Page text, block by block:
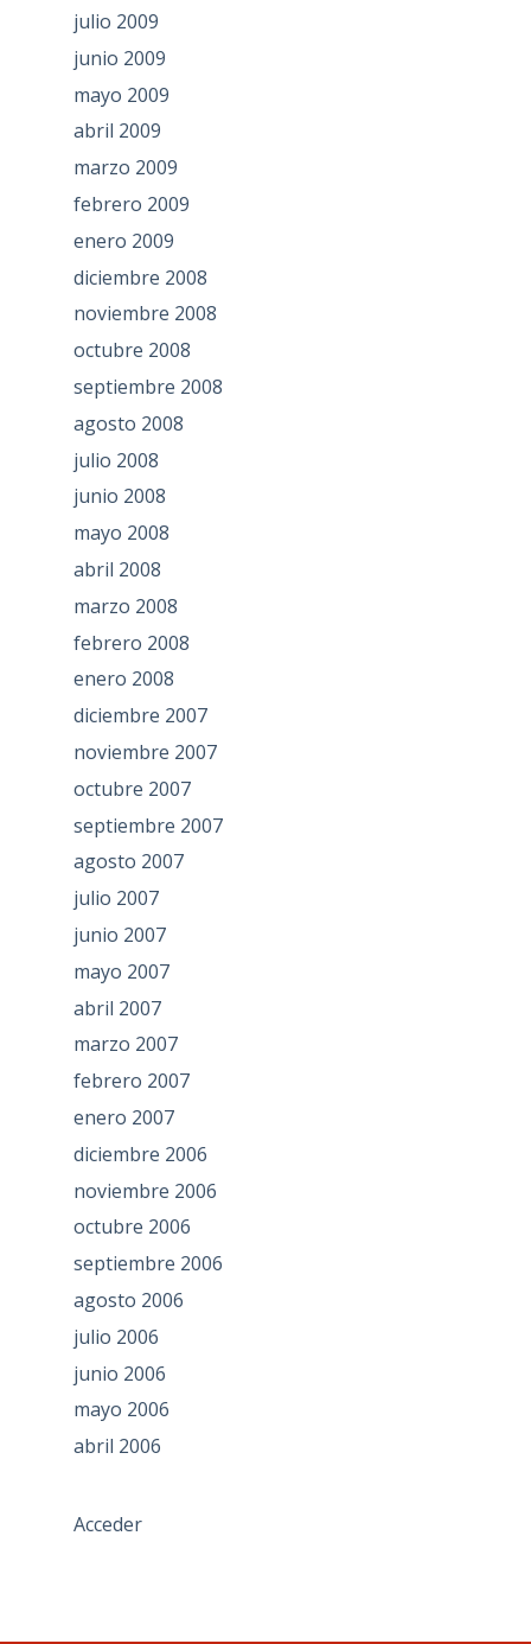
julio 2009
junio 2009
mayo 2009
abril 2009
marzo 2009
febrero 2009
enero 2009
diciembre 2008
noviembre 2008
octubre 2008
septiembre 2008
agosto 2008
julio 2008
junio 2008
mayo 2008
abril 2008
marzo 2008
febrero 2008
enero 2008
diciembre 2007
noviembre 2007
octubre 2007
septiembre 2007
agosto 2007
julio 2007
junio 2007
mayo 2007
abril 2007
marzo 2007
febrero 2007
enero 2007
diciembre 2006
noviembre 2006
octubre 2006
septiembre 2006
agosto 2006
julio 2006
junio 2006
mayo 2006
abril 2006
Acceder